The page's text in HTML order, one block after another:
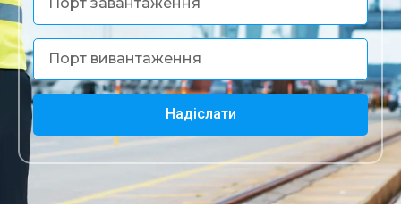
Надіслати